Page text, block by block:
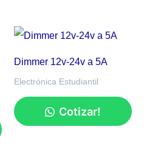
Dimmer 12v-24v a 5A
Electrónica Estudiantil
Cotizar!